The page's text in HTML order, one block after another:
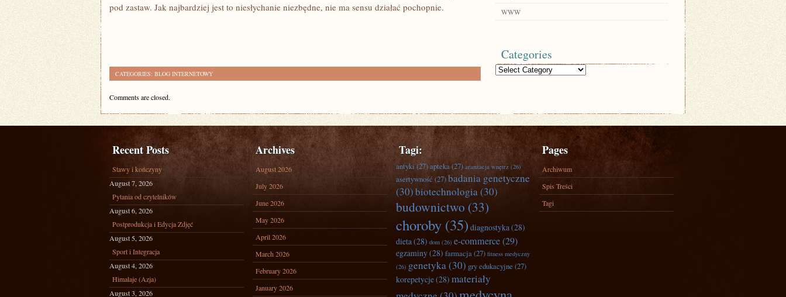
pod zastaw. Jak najbardziej jest to niesłychanie niezbędne, nie ma sensu działać pochopnie.
CATEGORIES: BLOG INTERNETOWY
Comments are closed.
WWW
Categories
Categories
Recent Posts
Stawy i kończyny
August 7, 2026
Pytania od czytelników
August 6, 2026
Postprodukcja i Edycja Zdjęć
August 5, 2026
Sport i Integracja
August 4, 2026
Himalaje (Azja)
August 3, 2026
Archives
August 2026
July 2026
June 2026
May 2026
April 2026
March 2026
February 2026
January 2026
Tagi:
antyki(27)apteka(27) aranżacja wnętrz (26)
asertywność (27)badania genetyczne
(30)biotechnologia(30)
budownictwo (33)
choroby (35) diagnostyka(28)
dieta(28) dom (26) e-commerce(29)
egzaminy(28) farmacja(27) fitness medyczny
(26) genetyka(30) gry edukacyjne (27)
korepetycje(28) materiały
Pages
Archiwum
Spis Treści
Tagi